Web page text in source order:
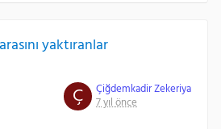
yaktıranlar
Ç
Çiğdemkadir Zekeriya
7 yıl önce